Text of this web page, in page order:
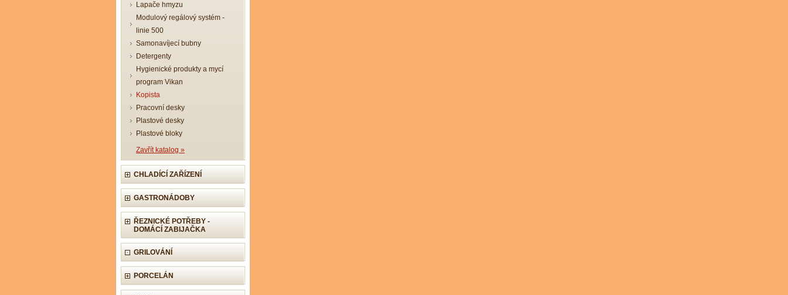
Lapače hmyzu
Modulový regálový systém -
linie 500
Samonavíjecí bubny
Detergenty
Hygienické produkty a mycí
program Vikan
Kopista
Pracovní desky
Plastové desky
Plastové bloky
Zavřít katalog »
CHLADÍCÍ ZAŘÍZENÍ
GASTRONÁDOBY
ŘEZNICKÉ POTŘEBY -
DOMÁCÍ ZABIJAČKA
GRILOVÁNÍ
PORCELÁN